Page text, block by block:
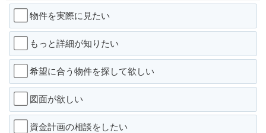
物件を実際に見たい
もっと詳細が知りたい
希望に合う物件を探して欲しい
図面が欲しい
資金計画の相談をしたい